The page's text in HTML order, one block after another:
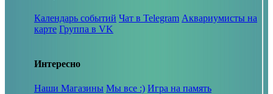
Календарь событий Чат в Telegram Аквариумисты на
карте Группа в VK
Интересно
Наши Магазины Мы все :) Игра на память